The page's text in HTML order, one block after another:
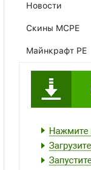
Новости
Скины MCPE
Майнкрафт PE